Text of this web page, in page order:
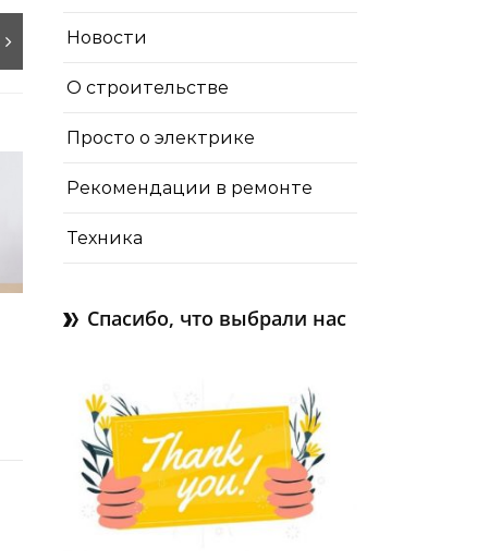
Новости
О строительстве
Просто о электрике
Рекомендации в ремонте
Техника
Спасибо, что выбрали нас